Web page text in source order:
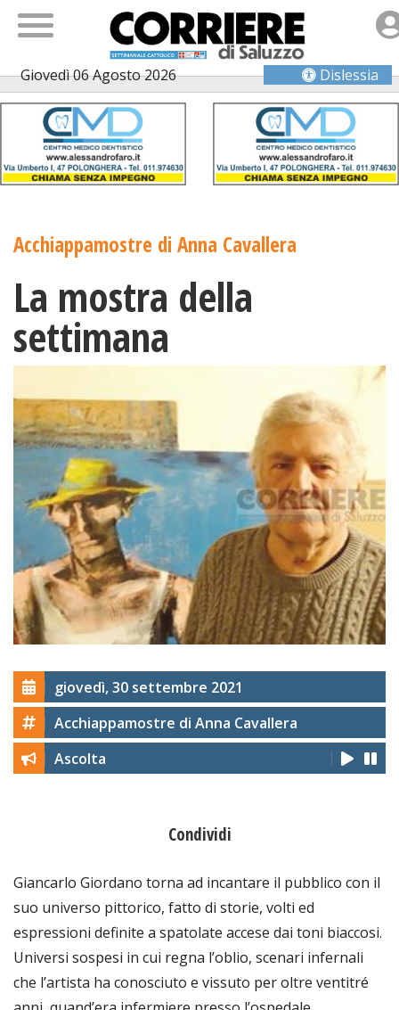
Giovedì 06 Agosto 2026 Dislessia
Acchiappamostre di Anna Cavallera
La mostra della
settimana
giovedì, 30 settembre 2021
Acchiappamostre di Anna Cavallera
Ascolta
Condividi
Giancarlo Giordano torna ad incantare il pubblico con il
suo universo pittorico, fatto di storie, volti ed
espressioni definite a spatolate accese dai toni biaccosi.
Universi sospesi in cui regna l’oblio, scenari infernali
che l’artista ha conosciuto e vissuto per oltre ventitré